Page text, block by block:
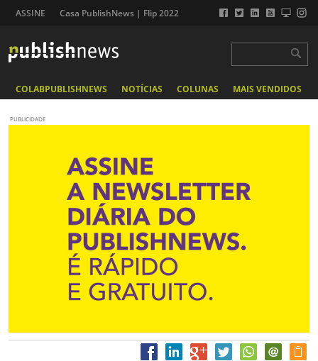
ASSINE Casa PublishNews | Flip 2022
COLABPUBLISHNEWS NOTÍCIAS COLUNAS MAIS VENDIDOS
PUBLICIDADE